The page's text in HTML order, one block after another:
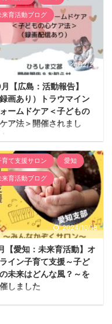
まず、これからお子
望まれる方に知って
きたいことは『お腹に
る時から子育ては始ま
ている』ということ。
ていると知らないと
は、おやこの人生の未
変わっていきます。
て、見えな ...
ゃん発達応援サポー
ー 竹内里香 近年、働
ママも多く、子育てが
立化しやすくなってい
す。誰かに気軽に相談
ることもできずに
、自分一人で子育て
悩みを抱える方も増え
ます。特に0～3歳の
ろの育児って一人目と
と、一体どうしてい
かわからないことも多
児書などに正解を求
しまう子育てになっ
しまうことも。 子育て
立しないようにまた
悩みを持つママ同士
と繋がる場、ママと
もの居場所づくりと
活動をスタート ...
来育活動ブログ
2024/12/20
【広島：活動報告】
録画あり）トラウマイン
ームドケア＜子どもの
ア法＞開催されまし
月＞ひろしま支部
ラウマケアに関する
育て講座を初開催！
月13日（土）にひろし
支部 森迫 泉さん主
『子どもと関わるす
の方へ～こんな時ど
る？子どもの心のケ
～』が開催されまし
。 NPO法人未来育
ジェクト代表理事
美穂子さんをゲスト
育て支援サロン 愛知
来育活動ブログ
2024/10/18
【愛知：未来育活動】オ
イン子育て支援～子ど
未来はどんな風？～を
しました
２３年9月よりオン